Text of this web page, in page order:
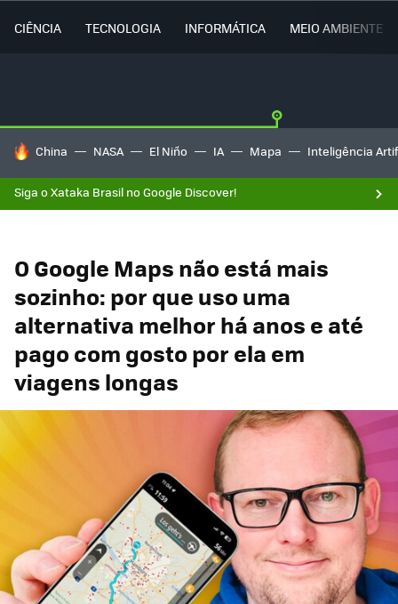
CIÊNCIA TECNOLOGIA INFORMÁTICA MEIO AMBIENTE
TENDÊNCIAS DO DIA
China NASA El Niño IA Mapa Inteligência
Siga o Xataka Brasil no Google Discover!
O Google Maps não está mais
sozinho: por que uso uma
alternativa melhor há anos e até
pago com gosto por ela em
viagens longas